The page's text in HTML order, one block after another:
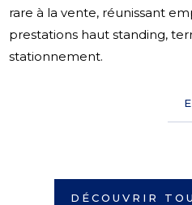
rare à la vente, réunissant
prestations haut standing,
stationnement.
DÉCOUVRIR